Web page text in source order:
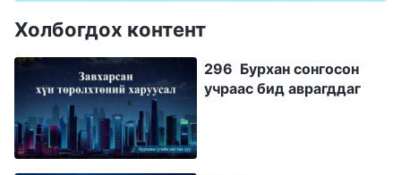
Холбогдох контент
296 Бурхан сонгосон
учраас бид аврагддаг